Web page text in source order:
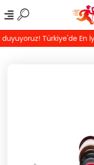
Türkiye'de En İyi